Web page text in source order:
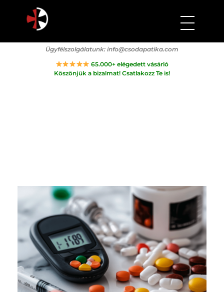
Csodapatika
Természet gyógyereje.
Ügyfélszolgálatunk: info@csodapatika.com
65.000+ elégedett vásárló
Köszönjük a bizalmat! Csatlakozz Te is!